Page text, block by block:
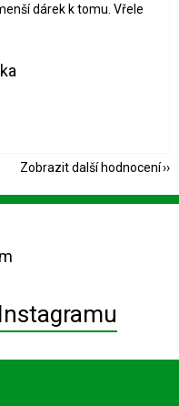
dárek k tomu. Vřele
z 5 hvězdiček.
Zobrazit další hodnocení